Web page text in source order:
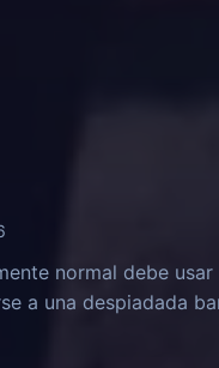
normal debe
a una despiadada